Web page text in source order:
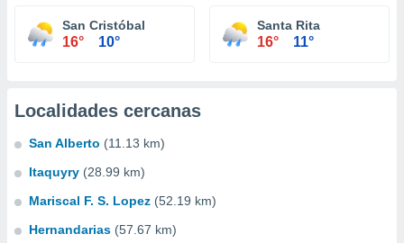
San Cristóbal
16° 10°
Santa Rita
16° 11°
Localidades cercanas
San Alberto (11.13 km)
Itaquyry (28.99 km)
Mariscal F. S. Lopez (52.19 km)
Hernandarias (57.67 km)